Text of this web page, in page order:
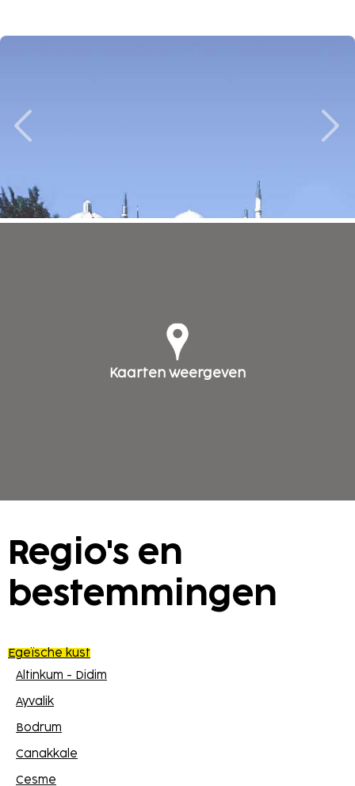
Kaarten weergeven
Regio's en
bestemmingen
Egeïsche kust
Altinkum - Didim
Ayvalik
Bodrum
Canakkale
Cesme